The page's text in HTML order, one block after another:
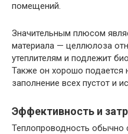
помещений.
Значительным плюсом
материала — целлюлоза
утеплителям и подлежит
Также он хорошо подается
заполнение всех пустот и
Эффективность и
Теплопроводность обычно